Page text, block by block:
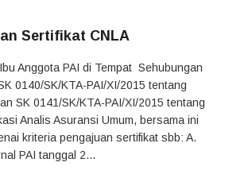
Sertifikat CNLA
Anggota PAI di Tempat Sehubungan
0140/SK/KTA-PAI/XI/2015 tentang
SK 0141/SK/KTA-PAI/XI/2015 tentang
Analis Asuransi Umum, bersama ini
kriteria pengajuan sertifikat sbb: A.
PAI tanggal 2...